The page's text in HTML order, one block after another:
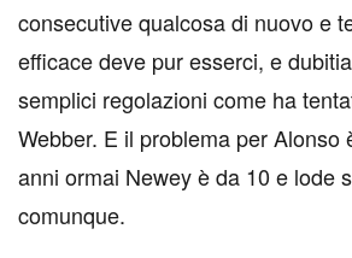
consecutive qualcosa di nuovo e
efficace deve pur esserci, e
semplici regolazioni come ha
Webber. E il problema per Alonso
anni ormai Newey è da 10 e lode
comunque.